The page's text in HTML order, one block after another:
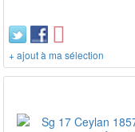
+ ajout à ma sélection